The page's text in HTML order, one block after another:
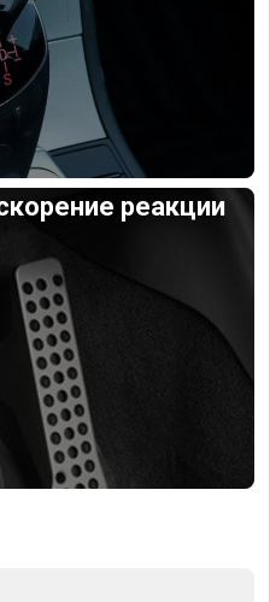
реакции